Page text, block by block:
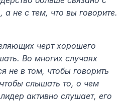
а не с тем, что вы говорите.
черт хорошего
Во многих случаях
не в том, чтобы говорить
слышать то, о чем
активно слушает, его